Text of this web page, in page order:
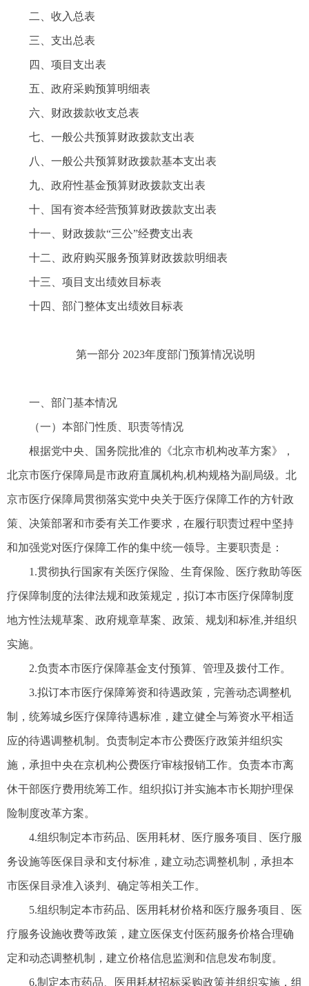
二、收入总表
三、支出总表
四、项目支出表
五、政府采购预算明细表
六、财政拨款收支总表
七、一般公共预算财政拨款支出表
八、一般公共预算财政拨款基本支出表
九、政府性基金预算财政拨款支出表
十、国有资本经营预算财政拨款支出表
十一、财政拨款“三公”经费支出表
十二、政府购买服务预算财政拨款明细表
十三、项目支出绩效目标表
十四、部门整体支出绩效目标表
第一部分 2023年度部门预算情况说明
一、部门基本情况
（一）本部门性质、职责等情况
根据党中央、国务院批准的《北京市机构改革方案》，
北京市医疗保障局是市政府直属机构,机构规格为副局级。北
京市医疗保障局贯彻落实党中央关于医疗保障工作的方针政
策、决策部署和市委有关工作要求，在履行职责过程中坚持
和加强党对医疗保障工作的集中统一领导。主要职责是：
1.贯彻执行国家有关医疗保险、生育保险、医疗救助等医
疗保障制度的法律法规和政策规定，拟订本市医疗保障制度
地方性法规草案、政府规章草案、政策、规划和标准,并组织
实施。
2.负责本市医疗保障基金支付预算、管理及拨付工作。
3.拟订本市医疗保障筹资和待遇政策，完善动态调整机
制，统筹城乡医疗保障待遇标准，建立健全与筹资水平相适
应的待遇调整机制。负责制定本市公费医疗政策并组织实
施，承担中央在京机构公费医疗审核报销工作。负责本市离
休干部医疗费用统筹工作。组织拟订并实施本市长期护理保
险制度改革方案。
4.组织制定本市药品、医用耗材、医疗服务项目、医疗服
务设施等医保目录和支付标准，建立动态调整机制，承担本
市医保目录准入谈判、确定等相关工作。
5.组织制定本市药品、医用耗材价格和医疗服务项目、医
疗服务设施收费等政策，建立医保支付医药服务价格合理确
定和动态调整机制，建立价格信息监测和信息发布制度。
6.制定本市药品、医用耗材招标采购政策并组织实施，组